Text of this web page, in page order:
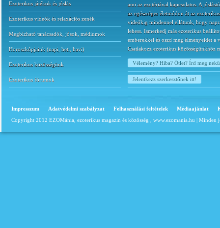
Ezoterikus játékok és jóslás
Ezoterikus videók és relaxációs zenék
Megbízható tanácsadók, jósok, médiumok
Horoszkópjaink (napi heti havi)
Ezoterikus közösségünk
Ezoterikus fórumok
ami az ezotériával kapcsolatos. A
az egészséges életmódon át az ezoterikus
videókig mindennel ellátunk, hogy
lehess. Ismerkedj más ezoterikus
emberekkel és oszd meg élményeidet a
Csatlakozz ezoterikus közösségünkhöz
Vélemény? Hiba? Ötlet? Írd meg
Jelentkezz szerkesztőnek itt!
Impresszum Adatvédelmi szabályzat Felhasználási feltételek Médiaajánlat
Copyright 2012 EZOMánia, ezoterikus magazin és közösség , www.ezomania.hu | Minden